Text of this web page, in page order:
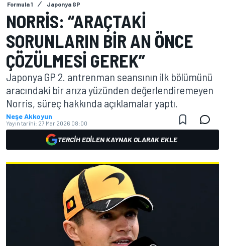
Formula 1 Japonya GP
NORRIS: “ARAÇTAKI
SORUNLARIN BIR AN ÖNCE
ÇÖZÜLMESI GEREK”
Japonya GP 2. antrenman seansının ilk bölümünü
aracındaki bir arıza yüzünden değerlendiremeyen
Norris, süreç hakkında açıklamalar yaptı.
Neşe Akkoyun
Yayın tarihi: 27 Mar 2026 08:00
TERCIH EDILEN KAYNAK OLARAK EKLE